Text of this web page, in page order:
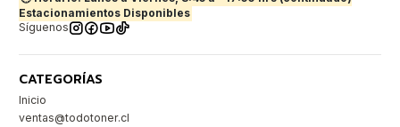
Estacionamientos Disponibles
Síguenos
CATEGORÍAS
Inicio
ventas@todotoner.cl